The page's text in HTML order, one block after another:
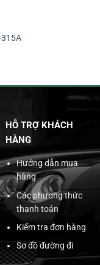
315A
HỖ TRỢ KHÁCH
HÀNG
Hướng dẫn mua
hàng
Các phương thức
thanh toán
Kiểm tra đơn hàng
Sơ đồ đường đi